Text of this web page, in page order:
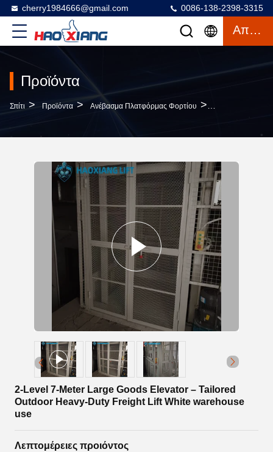
cherry1984666@gmail.com 0086-138-2398-3315
Απόσπασμα
Προϊόντα
Σπίτι > Προϊόντα > Ανέβασμα Πλατφόρμας Φορτίου >
2-Level 7-Meter Large Goods Elevator – Tailored
Outdoor Heavy-Duty Freight Lift White warehouse
use
Λεπτομέρειες προιόντος